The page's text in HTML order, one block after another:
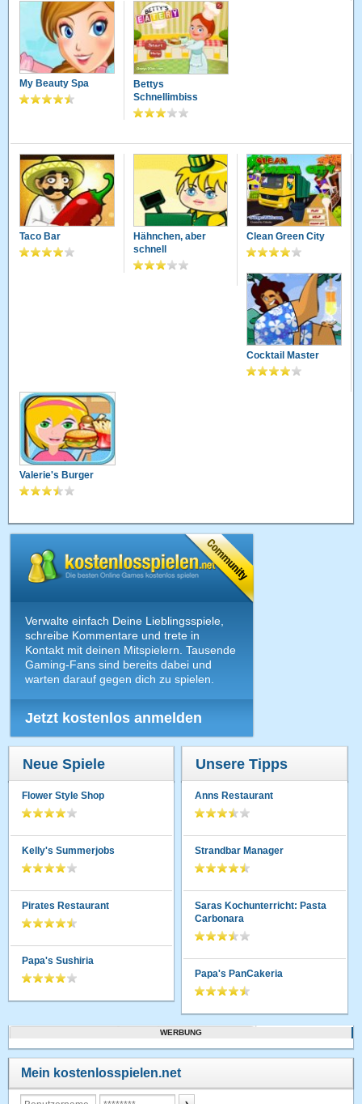
My Beauty Spa
Bettys
Schnellimbiss
Taco Bar
Hähnchen, aber
schnell
Clean Green City
Cocktail Master
Valerie's Burger
Verwalte einfach Deine Lieblingsspiele,
schreibe Kommentare und trete in
Kontakt mit deinen Mitspielern. Tausende
Gaming-Fans sind bereits dabei und
warten darauf gegen dich zu spielen.
Jetzt kostenlos anmelden
Neue Spiele
Flower Style Shop
Kelly's Summerjobs
Pirates Restaurant
Papa's Sushiria
Unsere Tipps
Anns Restaurant
Strandbar Manager
Saras Kochunterricht: Pasta
Carbonara
Papa's PanCakeria
WERBUNG
Mein kostenlosspielen.net